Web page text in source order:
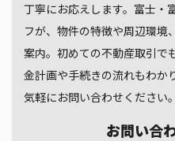
丁寧にお応えします。富士・
フが、物件の特徴や周辺環境
案内。初めての不動産取引で
金計画や手続きの流れもわか
気軽にお問い合わせください。
お問い合